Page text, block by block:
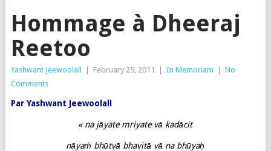
Hommage à Dheeraj
Reetoo
Yashwant Jeewoolall February 25, 2011 In Memoriam
No
Comments
Par Yashwant Jeewoolall
« na jāyate mriyate vā kadācit
nāyaḿ bhūtvā bhavitā vā na bhūyaḥ